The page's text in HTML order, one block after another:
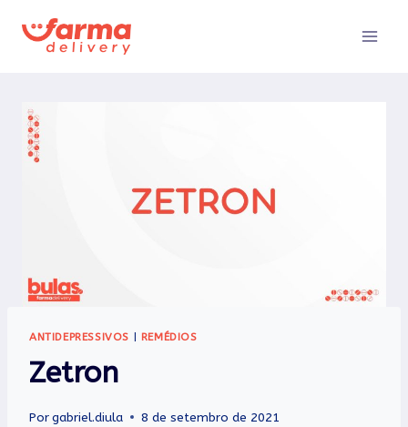
para
ANTIDEPRESSIVOS REMÉDIOS
Zetron
Porgabriel.diula 8 de setembro de 2021